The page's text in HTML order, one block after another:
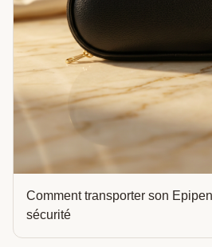
Comment transporter son
sécurité